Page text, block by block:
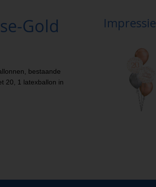
Gold
bestaande
20, 1 latexballon in
Impressie